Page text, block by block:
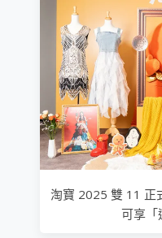
淘寶 2025 雙 11 正
可享「